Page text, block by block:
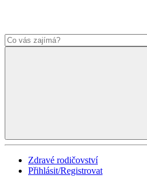
Zdravé rodičovství
Přihlásit/Registrovat